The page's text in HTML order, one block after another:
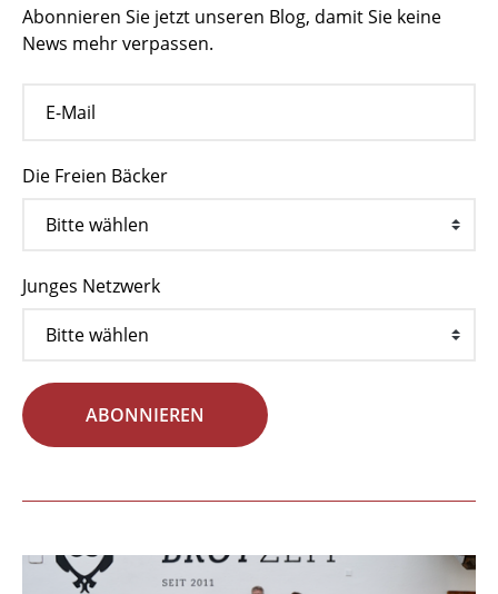
Abonnieren Sie jetzt unseren Blog, damit Sie keine
News mehr verpassen.
Die Freien Bäcker
Junges Netzwerk
ABONNIEREN